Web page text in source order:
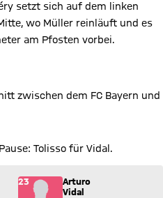
setzt sich auf dem linken
wo Müller reinläuft und es
am Pfosten vorbei.
zwischen dem FC Bayern und
Tolisso für Vidal.
kommt für Arturo Vidal (23)
23
Arturo
Vidal